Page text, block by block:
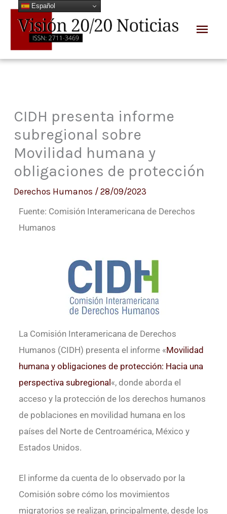
contenido
CIDH presenta informe
subregional sobre
Movilidad humana y
obligaciones de protección
Derechos Humanos / 28/09/2023
Fuente: Comisión Interamericana de Derechos
Humanos
La Comisión Interamericana de Derechos
Humanos (CIDH) presenta el informe «Movilidad
humana y obligaciones de protección: Hacia una
perspectiva subregional «, donde aborda el
acceso y la protección de los derechos humanos
de poblaciones en movilidad humana en los
países del Norte de Centroamérica, México y
Estados Unidos.
El informe da cuenta de lo observado por la
Comisión sobre cómo los movimientos
migratorios se realizan, principalmente, desde los
Español